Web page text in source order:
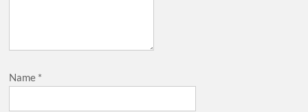
Name *